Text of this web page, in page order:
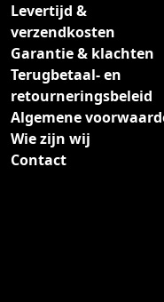
Levertijd &
verzendkosten
Garantie & klachten
Terugbetaal- en
retourneringsbeleid
Algemene
Wie zijn wij
Contact